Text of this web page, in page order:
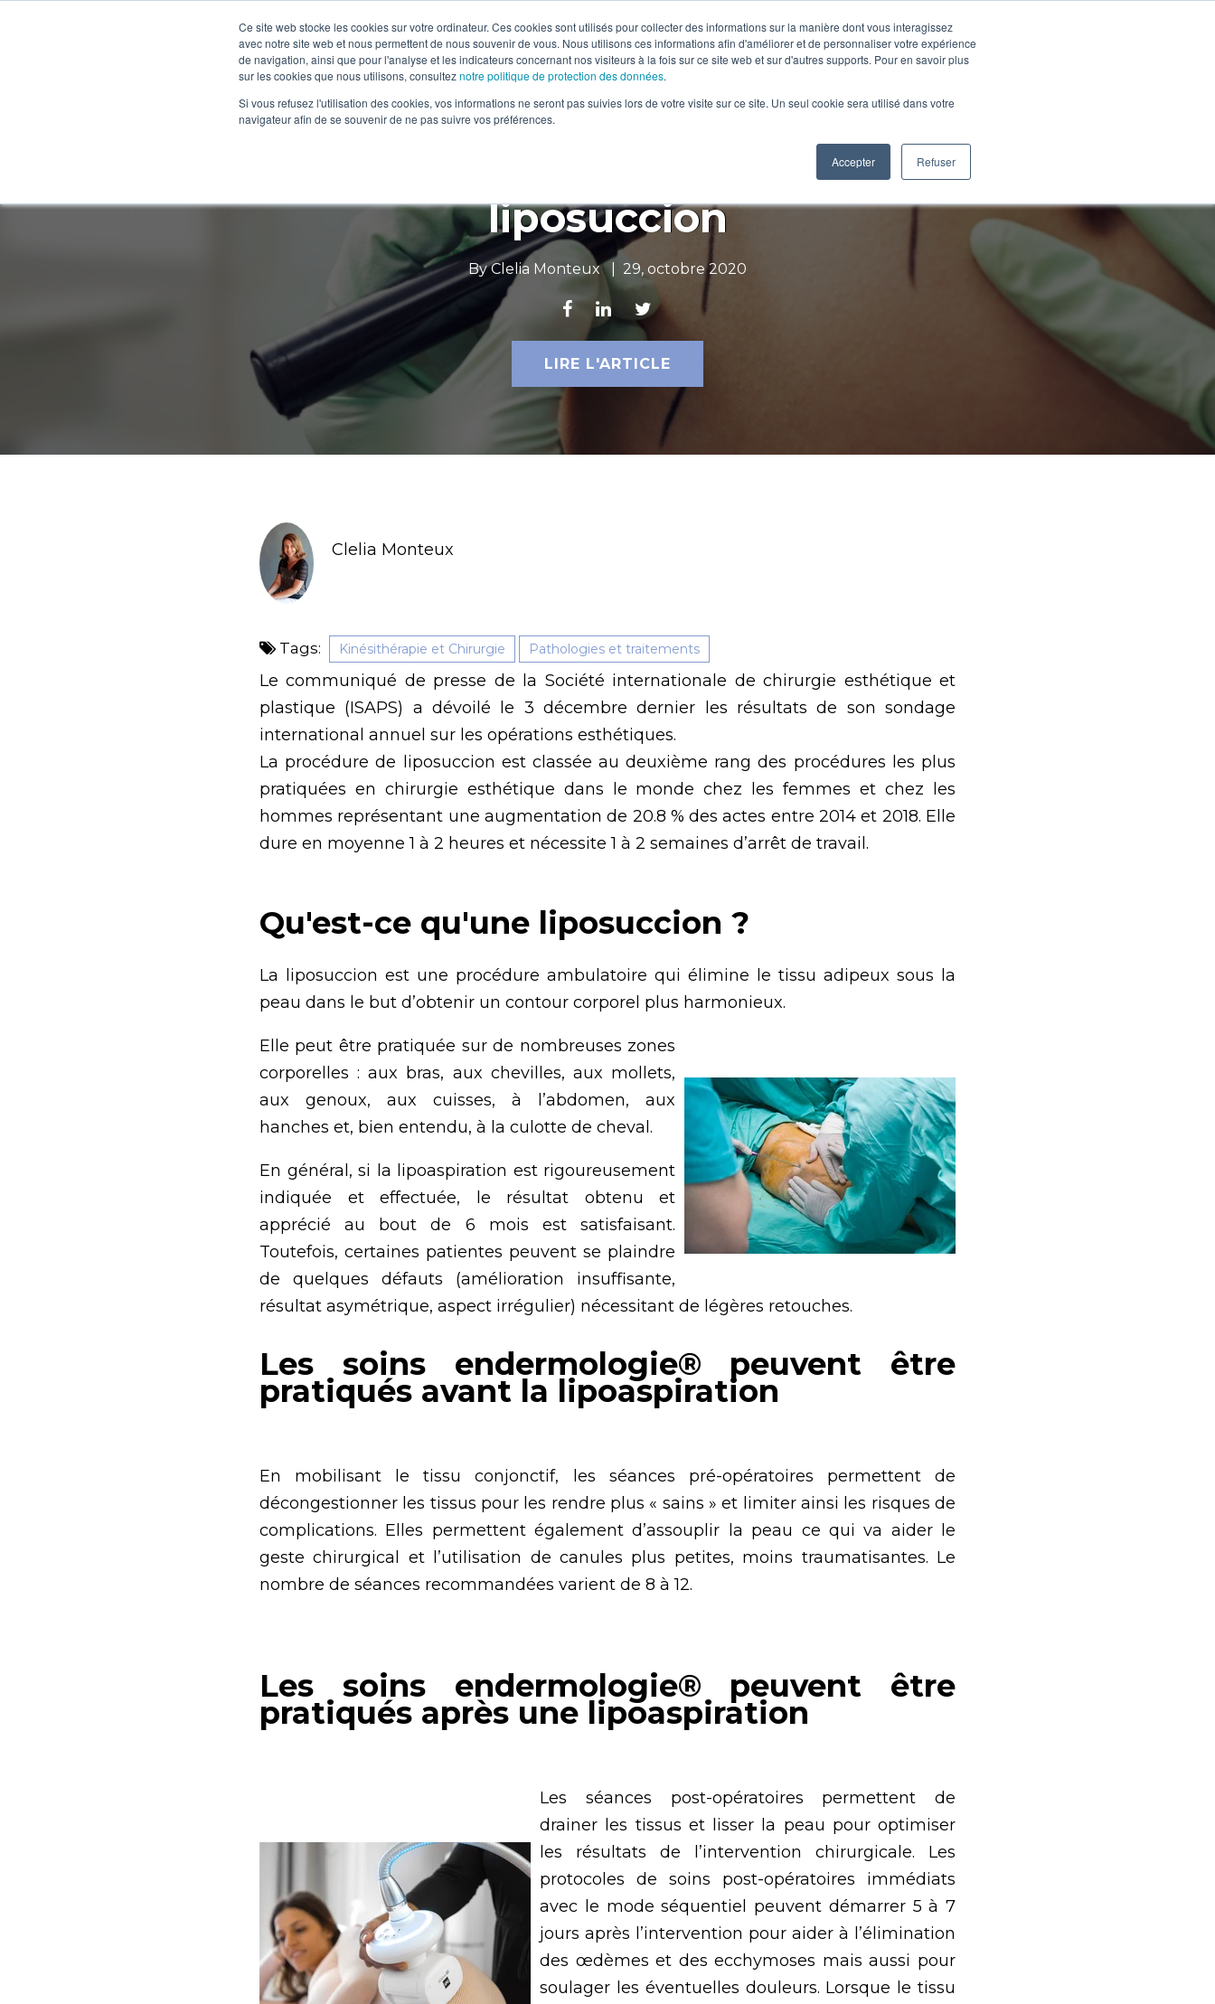
Ce site web stocke les cookies sur votre ordinateur. Ces cookies sont utilisés pour collecter des informations sur la manière dont vous interagissez
avec notre site web et nous permettent de nous souvenir de vous. Nous utilisons ces informations afin d'améliorer et de personnaliser votre expérience
de navigation, ainsi que pour l'analyse et les indicateurs concernant nos visiteurs à la fois sur ce site web et sur d'autres supports. Pour en savoir plus
sur les cookies que nous utilisons, consulteznotre politique de protection des données.
Si vous refusez l'utilisation des cookies, vos informations ne seront pas suivies lors de votre visite sur ce site. Un seul cookie sera utilisé dans votre
navigateur afin de se souvenir de ne pas suivre vos préférences.
Accepter Refuser
BLOG VALIDATION SCIENTIFIQUE SANTÉ INTÉGRATIVE SOINS THÉRAPEUTIQUES TECHNOLOGIES
Intérêts des soins endermologie® pour la
liposuccion
ByClelia Monteux| 29, octobre 2020
LIRE L'ARTICLE
Clelia Monteux
Tags: Kinésithérapie et Chirurgie Pathologies et traitements
Le communiqué de presse de la Société internationale de chirurgie esthétique et
plastique (ISAPS) a dévoilé le 3 décembre dernier les résultats de son sondage
international annuel sur les opérations esthétiques.
La procédure de liposuccion est classée au deuxième rang des procédures les plus
pratiquées en chirurgie esthétique dans le monde chez les femmes et chez les
hommes représentant une augmentation de 20.8 % des actes entre 2014 et 2018. Elle
dure en moyenne 1 à 2 heures et nécessite 1 à 2 semaines d’arrêt de travail.
Qu'est-ce qu'une liposuccion ?
La liposuccion est une procédure ambulatoire qui élimine le tissu adipeux sous la
peau dans le but d’obtenir un contour corporel plus harmonieux.
Elle peut être pratiquée sur de nombreuses zones
corporelles : aux bras, aux chevilles, aux mollets,
aux genoux, aux cuisses, à l’abdomen, aux
hanches et, bien entendu, à la culotte de cheval.
En général, si la lipoaspiration est rigoureusement
indiquée et effectuée, le résultat obtenu et
apprécié au bout de 6 mois est satisfaisant.
Toutefois, certaines patientes peuvent se plaindre
de quelques défauts (amélioration insuffisante,
résultat asymétrique, aspect irrégulier) nécessitant de légères retouches.
Les soins endermologie® peuvent être
pratiqués avant la lipoaspiration
En mobilisant le tissu conjonctif, les séances pré-opératoires permettent de
décongestionner les tissus pour les rendre plus « sains » et limiter ainsi les risques de
complications. Elles permettent également d’assouplir la peau ce qui va aider le
geste chirurgical et l’utilisation de canules plus petites, moins traumatisantes. Le
nombre de séances recommandées varient de 8 à 12.
Les soins endermologie® peuvent être
pratiqués après une lipoaspiration
Les séances post-opératoires permettent de
drainer les tissus et lisser la peau pour optimiser
les résultats de l’intervention chirurgicale. Les
protocoles de soins post-opératoires immédiats
avec le mode séquentiel peuvent démarrer 5 à 7
jours après l’intervention pour aider à l’élimination
des œdèmes et des ecchymoses mais aussi pour
soulager les éventuelles douleurs. Lorsque le tissu